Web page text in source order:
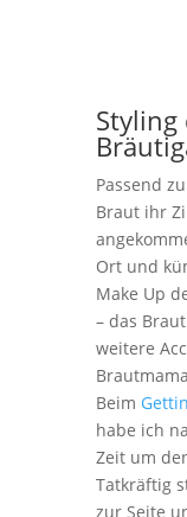
Styling
Passend
Braut ihr
Ort und
Make Up
– das
weitere
Beim
habe ich
Zeit um
Tatkräftig
zur Seite